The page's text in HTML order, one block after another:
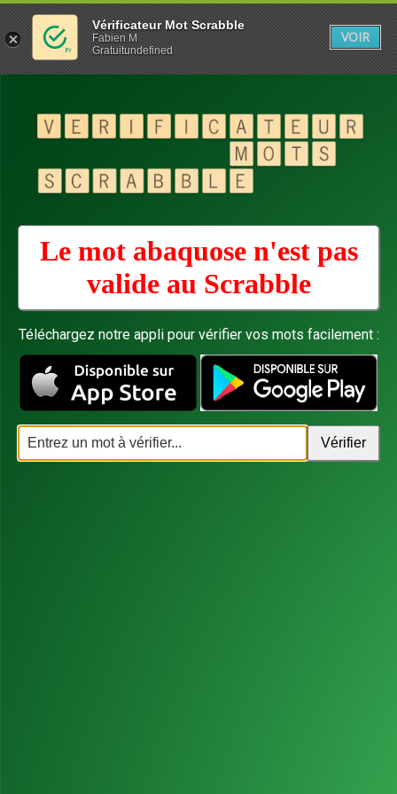
Le mot abaquose n'est pas
valide au Scrabble
Téléchargez notre appli pour vérifier vos mots facilement :
Vérificateur Mot Scrabble
Fabien M
Gratuitundefined
VOIR